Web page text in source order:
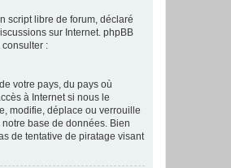
script libre de forum, déclaré
sur Internet. phpBB
:
votre pays, du pays où
à Internet si nous le
modifie, déplace ou verrouille
base de données. Bien
de tentative de piratage visant